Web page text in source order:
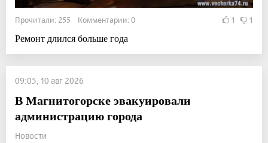
Прочитали: 255 Комментарии: 0 1 1
Ремонт длился больше года
09:05, 10 авг 2026
В Магнитогорске эвакуировали
администрацию города
Новости